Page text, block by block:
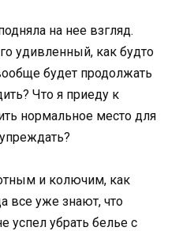
на нее взгляд.
удивленный, как будто
будет продолжать
Что я приеду к
нормальное место для
и колючим, как
все уже знают, что
успел убрать белье с